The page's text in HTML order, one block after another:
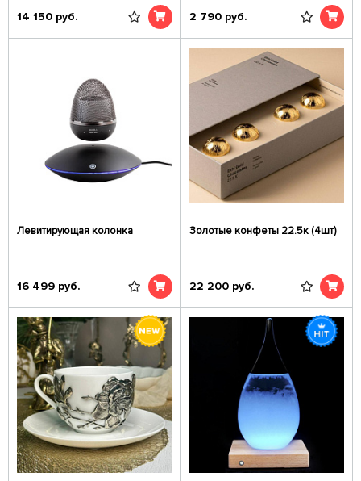
14 150 руб. 2 790 руб.
Левитирующая колонка
16 499 руб.
Золотые конфеты 22.5к (4шт)
22 200 руб.